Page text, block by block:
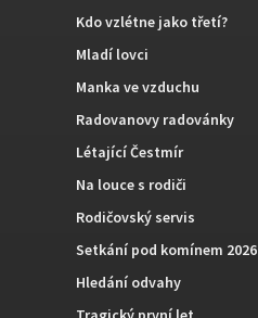
Kdo vzlétne jako třetí?
Mladí lovci
Manka ve vzduchu
Radovanovy radovánky
Létající Čestmír
Na louce s rodiči
Rodičovský servis
Setkání pod komínem 2026
Hledání odvahy